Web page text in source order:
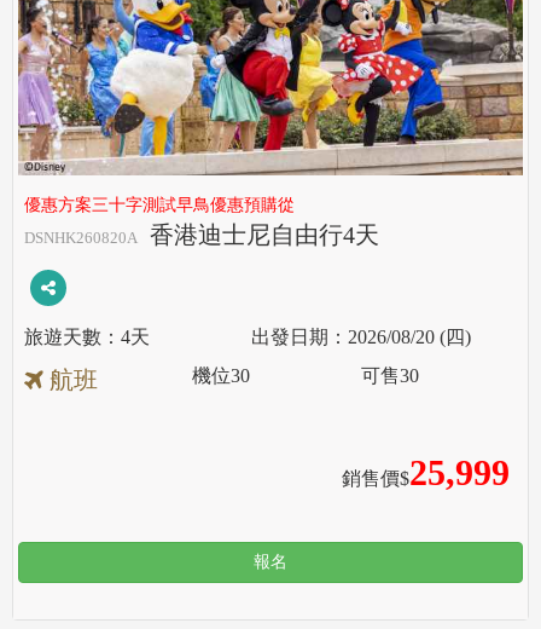
優惠方案三十字測試早鳥優惠預購從
DSNHK260820A
香港迪士尼自由行4天
4天 2026/08/20 (四)
航班
銷售價$25,999
機位30 可售30
報名